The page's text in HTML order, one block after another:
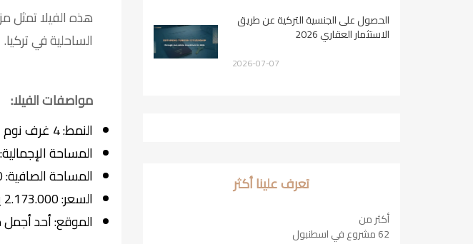
هذه الفيلا تمثل
الساحلية في تركيا.
مواصفات الفيلا:
النمط: 4 غرف نوم + صالة
المساحة الإجمالية: 200 متر مربع
المساحة الصافية: 150 متر مربع
السعر: 2.173.000 يورو
الموقع: أحد أجمل
الحصول على الجنسية التركية عن طريق
الاستثمار العقاري 2026
2026-07-07
تعرف علينا أكثر
أكثر من
62 مشروع في اسطنبول